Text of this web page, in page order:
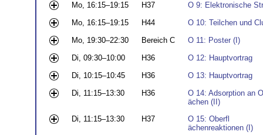
Mo, 16:15–19:15
H37
O 9: Elektronische
Mo, 16:15–19:15
H44
O 10: Teilchen und
Mo, 19:30–22:30
Bereich C
O 11: Poster (I)
Di, 09:30–10:00
H36
O 12: Hauptvortrag
Di, 10:15–10:45
H36
O 13: Hauptvortrag
Di, 11:15–13:30
H36
O 14: Adsorption an
ächen (II)
Di, 11:15–13:30
H37
O 15: Oberfl
ächenreaktionen (I)